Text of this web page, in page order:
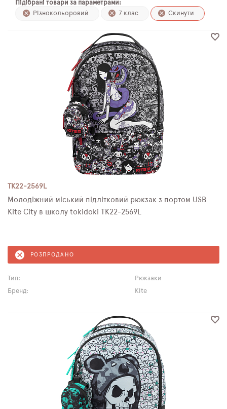
ПЛЯШКИ ДЛЯ ВОДИ
Підібрані товари за параметрами:
Різнокольоровий
7 клас Скинути
TK22-2569L
Молодіжний міський підлітковий рюкзак з портом USB
Kite City в школу tokidoki TK22-2569L
РОЗПРОДАНО
Тип:
Рюкзаки
Бренд:
Kite